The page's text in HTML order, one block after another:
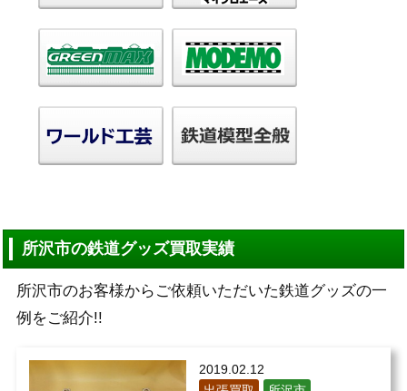
所沢市の鉄道グッズ買取実績
所沢市のお客様からご依頼いただいた鉄道グッズの一
例をご紹介!!
2019.02.12